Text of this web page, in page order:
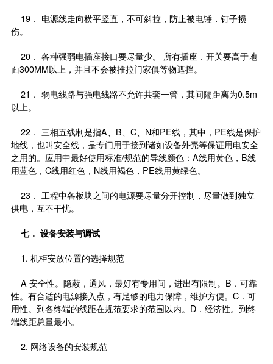
19． 电源线走向横平竖直，不可斜拉，防止被电锤．钉子损
伤。
20． 各种强弱电插座接口要尽量少。 所有插座．开关要高于地
面300MM以上，并且不会被推拉门家俱等物遮挡。
21． 弱电线路与强电线路不允许共套一管，其间隔距离为0.5m
以上。
22． 三相五线制是指A、B、C、N和PE线，其中，PE线是保护
地线，也叫安全线，是专门用于接到诸如设备外壳等保证用电安全
之用的。应用中最好使用标准/规范的导线颜色：A线用黄色，B线
用蓝色，C线用红色，N线用褐色，PE线用黄绿色。
23． 工程中各板块之间的电源要尽量分开控制，尽量做到独立
供电，互不干忧。
七． 设备安装与调试
1. 机柜安放位置的选择规范
A 安全性。隐蔽，通风，最好有专用间，进出有限制。B．可靠
性。有合适的电源接入点，有足够的电力保障，维护方便。C．可
用性。到各终端的线距在规范要求的范围以内。D．经济性。到终
端线距总量最小。
2. 网络设备的安装规范